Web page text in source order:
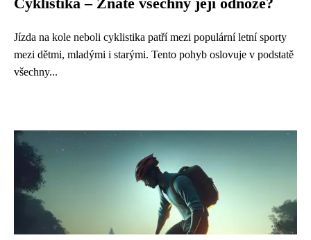
Cyklistika – Znáte všechny její odnože?
Jízda na kole neboli cyklistika patří mezi populární letní sporty
mezi dětmi, mladými i starými. Tento pohyb oslovuje v podstatě
všechny...